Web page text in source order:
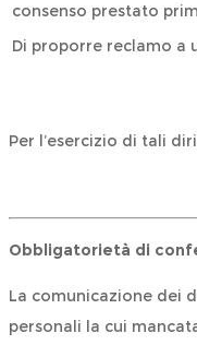
consenso prestato
Di proporre reclamo a
Per l’esercizio di tali
Obbligatorietà di
La comunicazione dei
personali la cui